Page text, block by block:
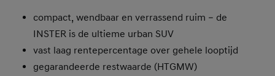
compact, wendbaar en verrassend ruim – de
INSTER is de ultieme urban SUV
vast laag rentepercentage over gehele looptijd
gegarandeerde restwaarde (HTGMW)